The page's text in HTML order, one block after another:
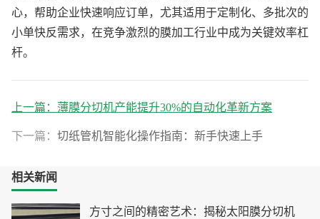
心，帮助企业快速响应订单，尤其适用于定制化、多批次的
小单快反需求，在竞争激烈的膜加工行业中成为关键效率杠
杆。
上一篇： 薄膜分切机产能提升30%的自动化革新方案
下一篇： 切纸管机智能化操作指南：新手快速上手
相关新闻
方寸之间的精密艺术：揭秘太阳膜分切机